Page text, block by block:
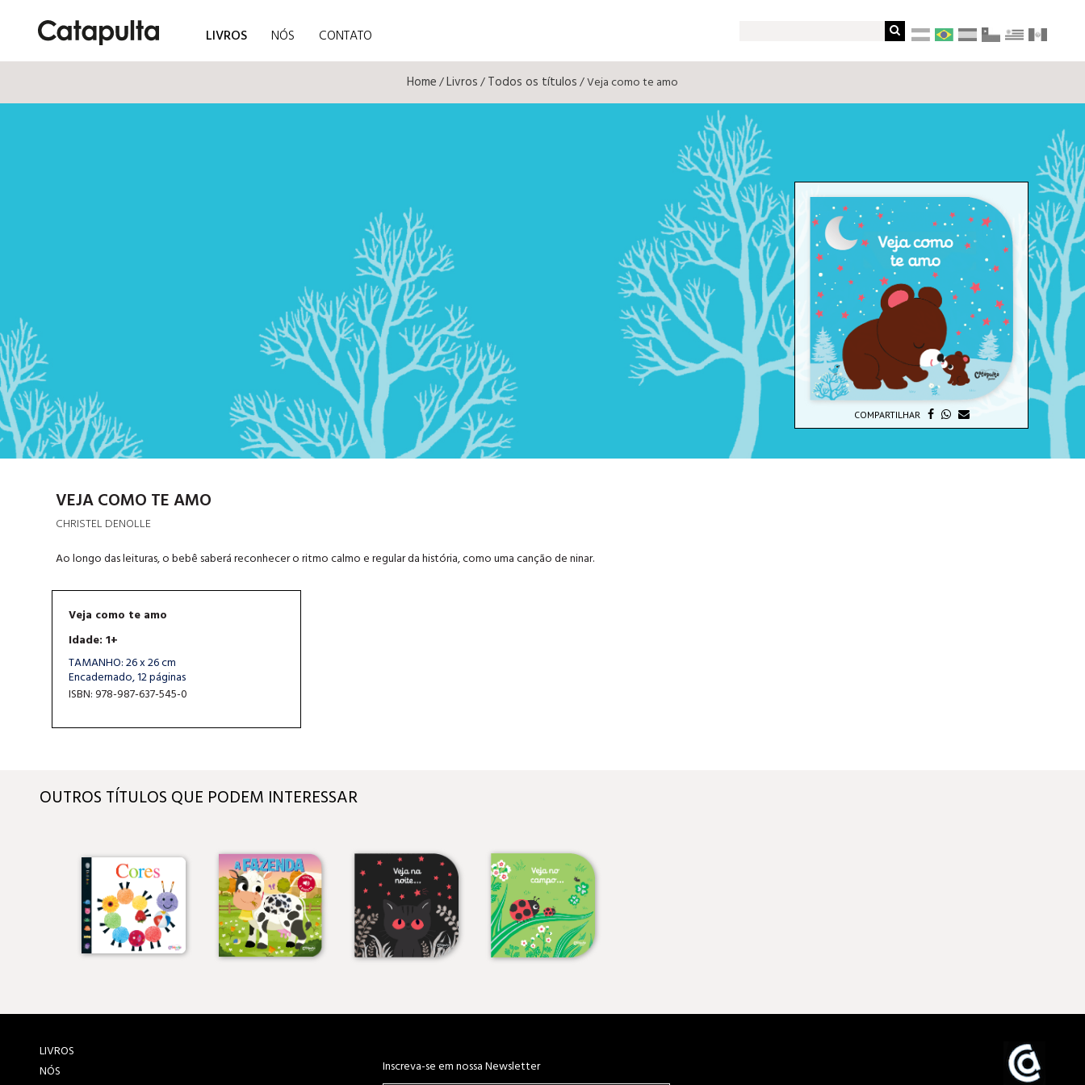
LIVROS NÓS CONTATO
Home/Livros/Todos os títulos/ Veja como te amo
COMPARTILHAR
VEJA COMO TE AMO
CHRISTEL DENOLLE
Ao longo das leituras, o bebê saberá reconhecer o ritmo calmo e regular da história, como uma canção de ninar.
Veja como te amo
Idade: 1+
TAMANHO: 26 x 26 cm
Encadernado, 12 páginas
ISBN: 978-987-637-545-0
OUTROS TÍTULOS QUE PODEM INTERESSAR
LIVROS
NÓS
Inscreva-se em nossa Newsletter